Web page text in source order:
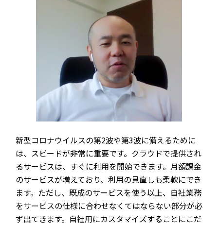
新型コロナウイルスの第2波や第3波に備えるために
は、スピードが非常に重要です。クラウドで提供され
るサービスは、すぐに利用を開始できます。月額課金
のサービスが増えており、利用の見直しも柔軟にでき
ます。ただし、既成のサービスを使う以上、自社業務
をサービスの仕様に合わせなくてはならない部分が必
ず出てきます。自社用にカスタマイズすることにこだ